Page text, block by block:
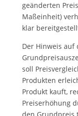
geänderten
Maßeinheit)
klar
Der Hinweis auf
soll
Produkten
Produkt kauft,
Preiserhöhung